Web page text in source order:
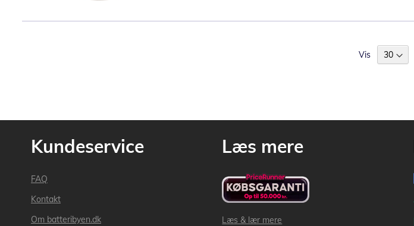
Vis
Kundeservice
FAQ
Kontakt
Om batteribyen.dk
Læs mere
Læs & lær mere